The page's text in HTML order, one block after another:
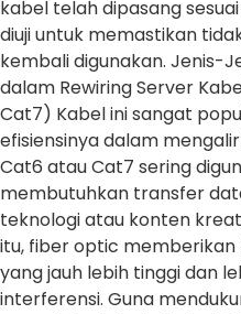
kabel telah dipasang
diuji untuk memastikan
kembali digunakan. Jenis-
dalam Rewiring Server
Cat7) Kabel ini sangat
efisiensinya dalam
Cat6 atau Cat7 sering
membutuhkan transfer
teknologi atau konten
itu, fiber optic
yang jauh lebih tinggi dan
interferensi. Guna